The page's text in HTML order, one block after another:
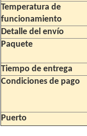
Temperatura de
funcionamiento
Detalle del envío
Paquete
Tiempo de entrega
Condiciones de pago
Puerto